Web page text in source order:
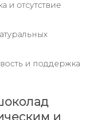
и отсутствие
и поддержка
и